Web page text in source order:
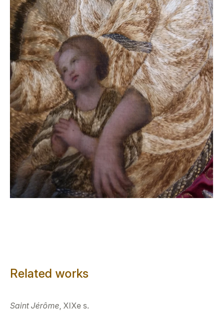
Related works
Saint Jérôme , XIXe s.